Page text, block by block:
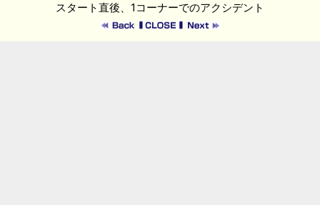
スタート直後、1コーナーでのアクシデント